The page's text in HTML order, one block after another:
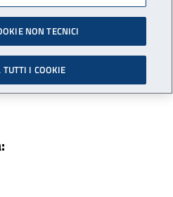
NON TECNICI
TUTTI I COOKIE